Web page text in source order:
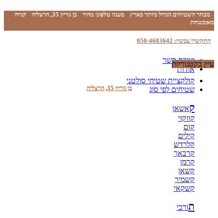
מבחר השטיחים הגדול ביותר בארץ מענה טלפוני מהיר בן גוריון 35, הרצליה
קנייה
מאובטחת
התקשרו עכשיו: 050-4683642
יצירת קשר
אודות
בן גוריון 35, הרצליה
עיין בקטגוריות
קולקציית שטיחי סולטני
שטיחים לפי סוג
קאשאן
קווקזי
קום
קילים
קלרדש
קרבאך
קרמן
קשאן
קשמיר
קשקאי
תורכי